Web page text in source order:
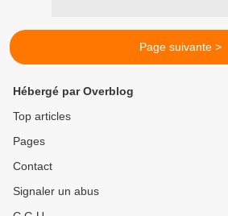
Page suivante >
Hébergé par Overblog
Top articles
Pages
Contact
Signaler un abus